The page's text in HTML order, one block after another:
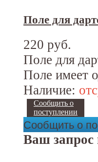
Поле для
220 руб.
Поле для
Поле имеет
Наличие:
Сообщить о
поступлении
Сообщить о
Ваш запрос